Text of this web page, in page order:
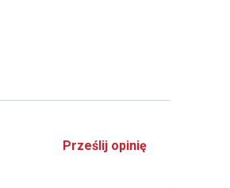
Prześlij opinię